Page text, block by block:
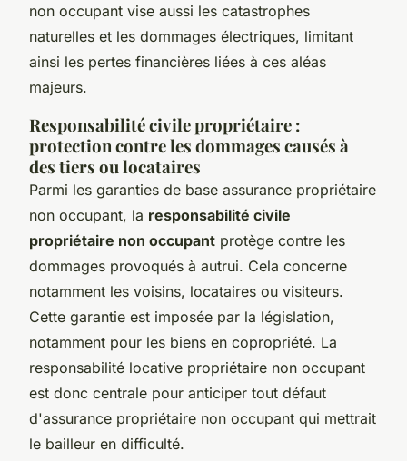
non occupant vise aussi les catastrophes
naturelles et les dommages électriques, limitant
ainsi les pertes financières liées à ces aléas
majeurs.
Responsabilité civile propriétaire :
protection contre les dommages causés à
des tiers ou locataires
Parmi les garanties de base assurance propriétaire
non occupant, la responsabilité civile
propriétaire non occupant protège contre les
dommages provoqués à autrui. Cela concerne
notamment les voisins, locataires ou visiteurs.
Cette garantie est imposée par la législation,
notamment pour les biens en copropriété. La
responsabilité locative propriétaire non occupant
est donc centrale pour anticiper tout défaut
d'assurance propriétaire non occupant qui mettrait
le bailleur en difficulté.